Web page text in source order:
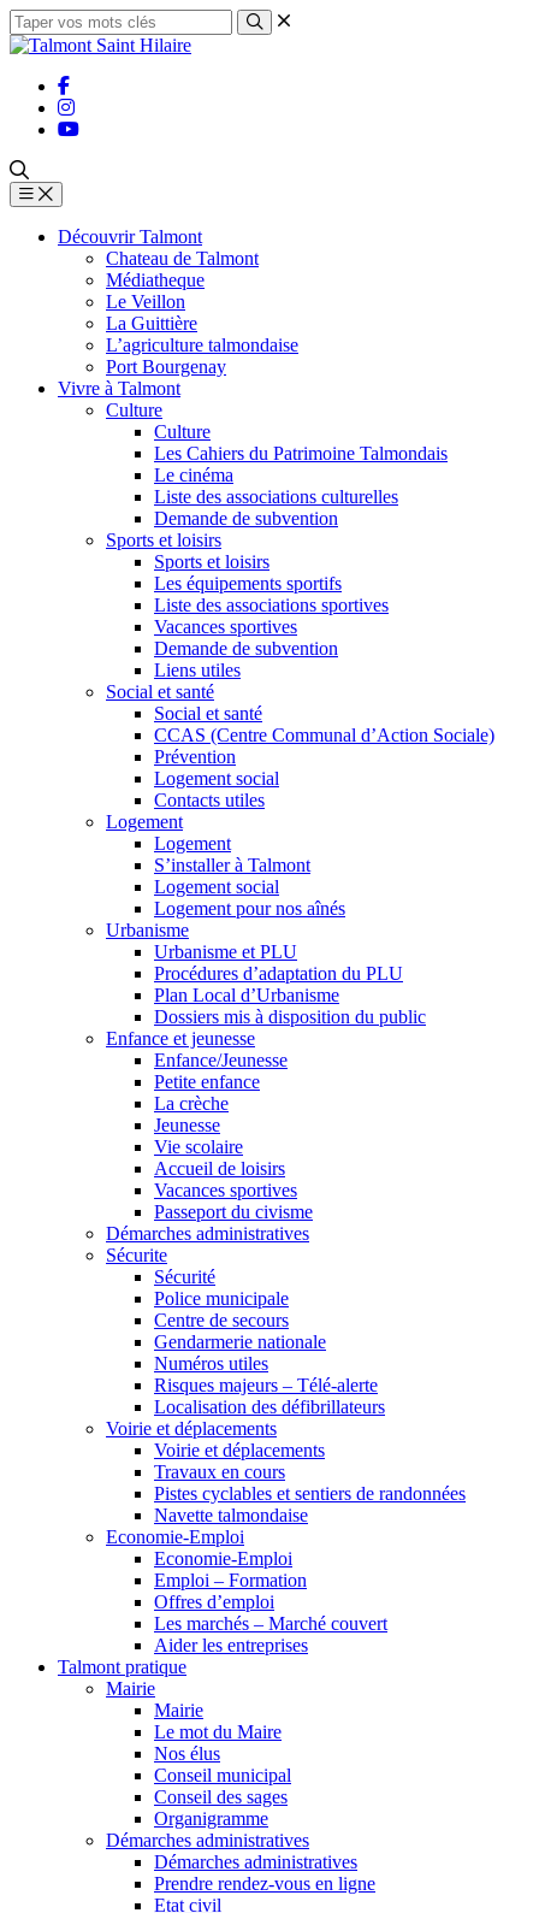
Découvrir Talmont
Chateau de Talmont
Médiatheque
Le Veillon
La Guittière
L’agriculture talmondaise
Port Bourgenay
Vivre à Talmont
Culture
Culture
Les Cahiers du Patrimoine Talmondais
Le cinéma
Liste des associations culturelles
Demande de subvention
Sports et loisirs
Sports et loisirs
Les équipements sportifs
Liste des associations sportives
Vacances sportives
Demande de subvention
Liens utiles
Social et santé
Social et santé
CCAS (Centre Communal d’Action Sociale)
Prévention
Logement social
Contacts utiles
Logement
Logement
S’installer à Talmont
Logement social
Logement pour nos aînés
Urbanisme
Urbanisme et PLU
Procédures d’adaptation du PLU
Plan Local d’Urbanisme
Dossiers mis à disposition du public
Enfance et jeunesse
Enfance/Jeunesse
Petite enfance
La crèche
Jeunesse
Vie scolaire
Accueil de loisirs
Vacances sportives
Passeport du civisme
Démarches administratives
Sécurite
Sécurité
Police municipale
Centre de secours
Gendarmerie nationale
Numéros utiles
Risques majeurs – Télé-alerte
Localisation des défibrillateurs
Voirie et déplacements
Voirie et déplacements
Travaux en cours
Pistes cyclables et sentiers de randonnées
Navette talmondaise
Economie-Emploi
Economie-Emploi
Emploi – Formation
Offres d’emploi
Les marchés – Marché couvert
Aider les entreprises
Talmont pratique
Mairie
Mairie
Le mot du Maire
Nos élus
Conseil municipal
Conseil des sages
Organigramme
Démarches administratives
Démarches administratives
Prendre rendez-vous en ligne
Etat civil